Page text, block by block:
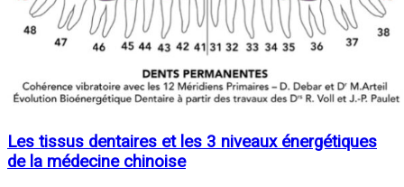
Les tissus dentaires et les 3 niveaux énergétiques
de la médecine chinoise